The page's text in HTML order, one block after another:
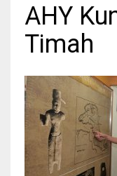
AHY
Timah